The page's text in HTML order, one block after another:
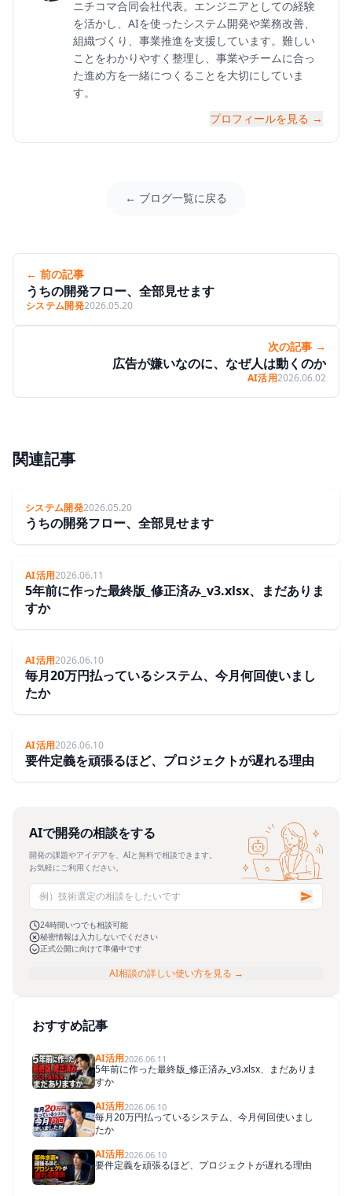
ニチコマ合同会社代表。エンジニアとしての経験
を活かし、AIを使ったシステム開発や業務改善、
組織づくり、事業推進を支援しています。難しい
ことをわかりやすく整理し、事業やチームに合っ
た進め方を一緒につくることを大切にしていま
す。
プロフィールを見る →
← ブログ一覧に戻る
← 前の記事
うちの開発フロー、全部見せます
システム開発2026.05.20
次の記事 →
広告が嫌いなのに、なぜ人は動くのか
AI活用2026.06.02
関連記事
システム開発2026.05.20
うちの開発フロー、全部見せます
AI活用2026.06.11
5年前に作った最終版_修正済み_v3.xlsx、まだありま
すか
AI活用2026.06.10
毎月20万円払っているシステム、今月何回使いまし
たか
AI活用2026.06.10
要件定義を頑張るほど、プロジェクトが遅れる理由
AIで開発の相談をする
開発の課題やアイデアを、AIと無料で相談できます。
お気軽にご利用ください。
24時間いつでも相談可能
秘密情報は入力しないでください
正式公開に向けて準備中です
AI相談の詳しい使い方を見る →
おすすめ記事
AI活用2026.06.11
5年前に作った最終版_修正済み_v3.xlsx、まだありま
すか
AI活用2026.06.10
毎月20万円払っているシステム、今月何回使いまし
たか
AI活用2026.06.10
要件定義を頑張るほど、プロジェクトが遅れる理由